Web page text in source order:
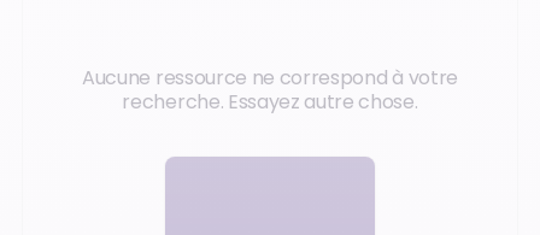
Aucune ressource ne correspond à votre
recherche. Essayez autre chose.